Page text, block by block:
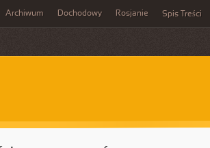
Archiwum Dochodowy Rosjanie Spis Treści